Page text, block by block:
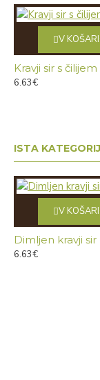
Kravji sir s čilijem
6.63€
V
ISTA
Dimljen kravji sir
6.63€
V